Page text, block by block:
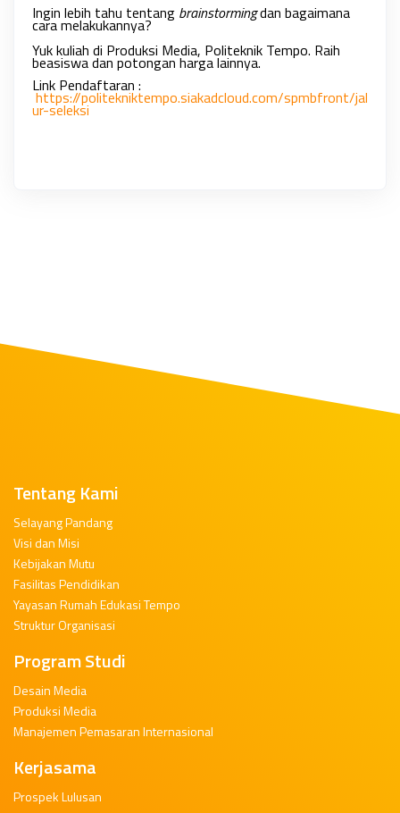
Ingin lebih tahu tentang brainstormingdan bagaimana
cara melakukannya?
Yuk kuliah di Produksi Media, Politeknik Tempo. Raih
beasiswa dan potongan harga lainnya.
https://politekniktempo.siakadcloud.com/spmbfront/jal
ur-seleksi
Tentang Kami
Selayang Pandang
Visi dan Misi
Kebijakan Mutu
Fasilitas Pendidikan
Yayasan Rumah Edukasi Tempo
Struktur Organisasi
Program Studi
Desain Media
Produksi Media
Manajemen Pemasaran Internasional
Kerjasama
Prospek Lulusan